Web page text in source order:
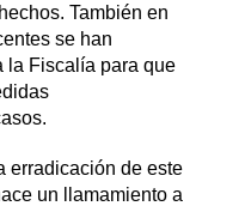
También en
se han
la Fiscalía para que
erradicación de este
un llamamiento a